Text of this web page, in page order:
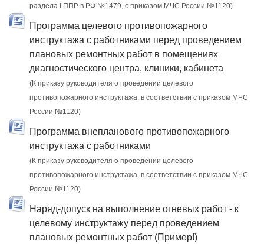
раздела I ППР в РФ №1479, с приказом МЧС России №1120)
Программа целевого противопожарного
инструктажа с работниками перед проведением
плановых ремонтных работ в помещениях
диагностического центра, клиники, кабинета
(К приказу руководителя о проведении целевого
противопожарного инструктажа, в соответствии с приказом МЧС
России №1120)
Программа внепланового противопожарного
инструктажа с работниками
(К приказу руководителя о проведении целевого
противопожарного инструктажа, в соответствии с приказом МЧС
России №1120)
Наряд-допуск на выполнение огневых работ - к
целевому инструктажу перед проведением
плановых ремонтных работ (Пример!)